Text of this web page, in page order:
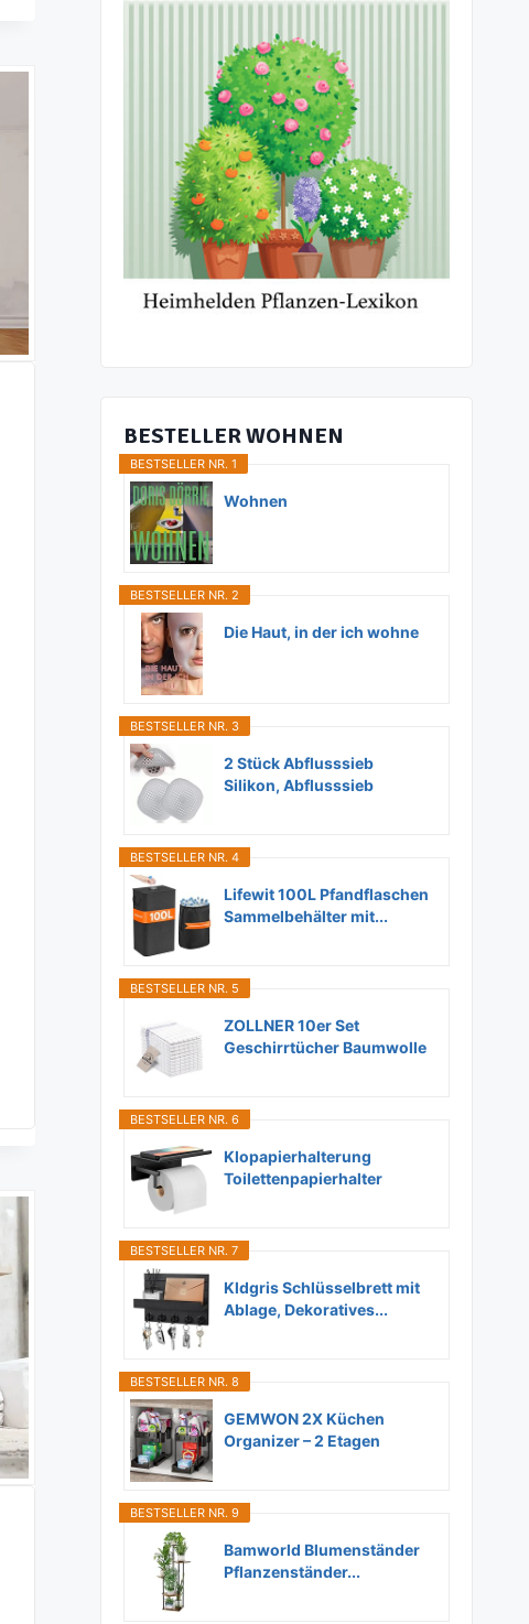
BESTELLER WOHNEN
BESTSELLER NR. 1
Wohnen
BESTSELLER NR. 2
Die Haut, in der ich wohne
BESTSELLER NR. 3
2 Stück Abflusssieb
Silikon, Abflusssieb
BESTSELLER NR. 4
Lifewit 100L Pfandflaschen
Sammelbehälter mit...
BESTSELLER NR. 5
ZOLLNER 10er Set
Geschirrtücher Baumwolle
BESTSELLER NR. 6
Klopapierhalterung
Toilettenpapierhalter
BESTSELLER NR. 7
Kldgris Schlüsselbrett mit
Ablage, Dekoratives...
BESTSELLER NR. 8
GEMWON 2X Küchen
Organizer – 2 Etagen
BESTSELLER NR. 9
Bamworld Blumenständer
Pflanzenständer...